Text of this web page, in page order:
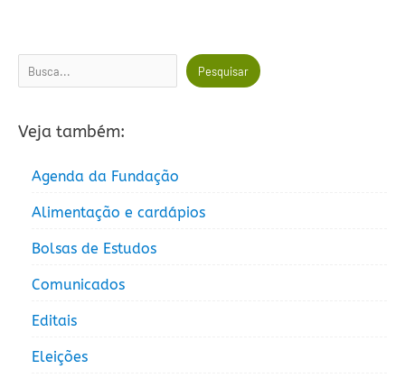
Pesquisar Pesquisar
Veja também:
Agenda da Fundação
Alimentação e cardápios
Bolsas de Estudos
Comunicados
Editais
Eleições